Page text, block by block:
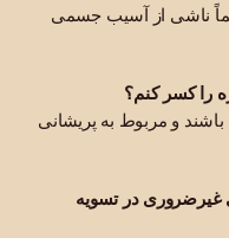
ناشی از آسیب جسمی
باشند و مربوط به پریشانی
غیرضروری در تسویه